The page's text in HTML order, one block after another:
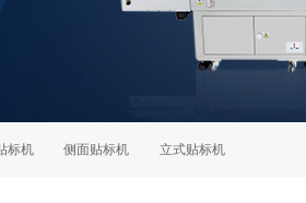
侧面贴标机 立式贴标机 卡片个性化设备